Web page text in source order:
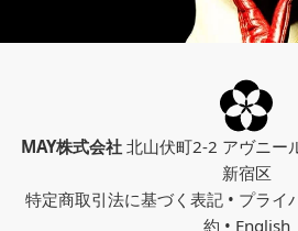
MAY株式会社 北山伏町2-2 アヴニ
新宿区
特定商取引法に基づく表記• プライ
約 • English